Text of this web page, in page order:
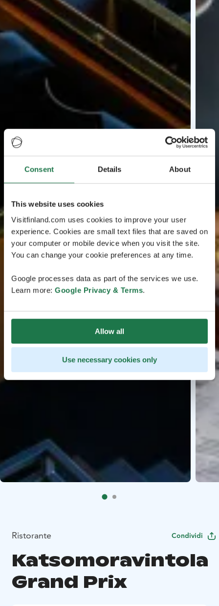
Consent Details About
This website uses cookies
Visitfinland.com uses cookies to improve your user
experience. Cookies are small text files that are saved on
your computer or mobile device when you visit the site.
You can change your cookie preferences at any time.
Google processes data as part of the services we use.
Learn more: Google Privacy & Terms.
Allow all
Use necessary cookies only
Ristorante Condividi
Katsomoravintola
Grand Prix